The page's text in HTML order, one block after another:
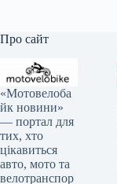
Про сайт
«Мотовелоба
йк новини»
— портал для
тих, хто
цікавиться
авто, мото та
велотранспор